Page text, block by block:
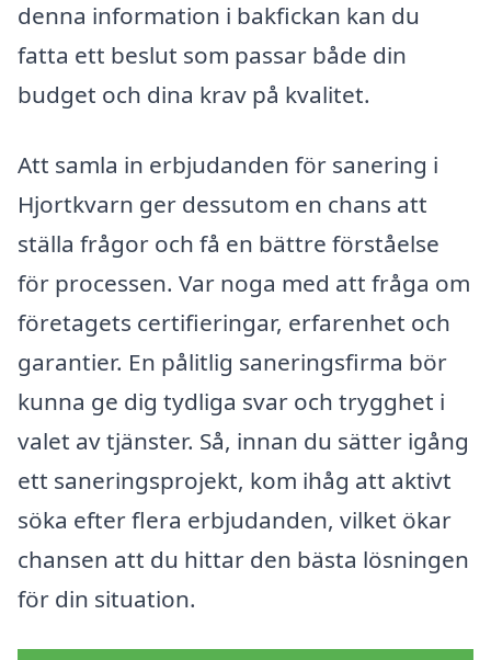
denna information i bakfickan kan du
fatta ett beslut som passar både din
budget och dina krav på kvalitet.
Att samla in erbjudanden för sanering i
Hjortkvarn ger dessutom en chans att
ställa frågor och få en bättre förståelse
för processen. Var noga med att fråga om
företagets certifieringar, erfarenhet och
garantier. En pålitlig saneringsfirma bör
kunna ge dig tydliga svar och trygghet i
valet av tjänster. Så, innan du sätter igång
ett saneringsprojekt, kom ihåg att aktivt
söka efter flera erbjudanden, vilket ökar
chansen att du hittar den bästa lösningen
för din situation.